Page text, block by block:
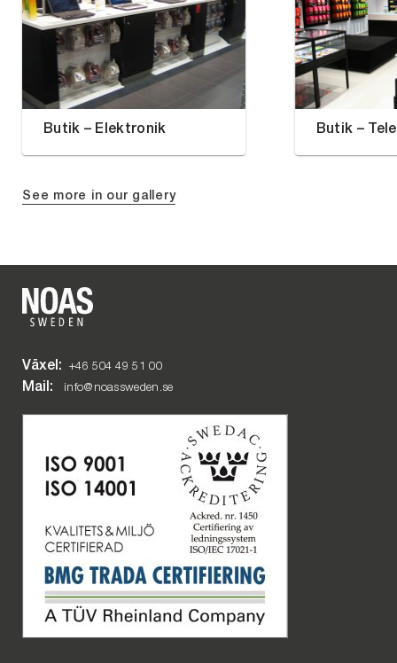
Butik – Elektronik Butik –
See more in our gallery
Växel: +46 504 49 51 00
Mail: info@noassweden.se